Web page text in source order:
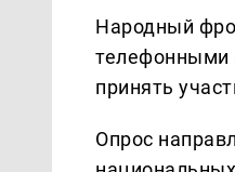
Народный
телефонными
принять
Опрос